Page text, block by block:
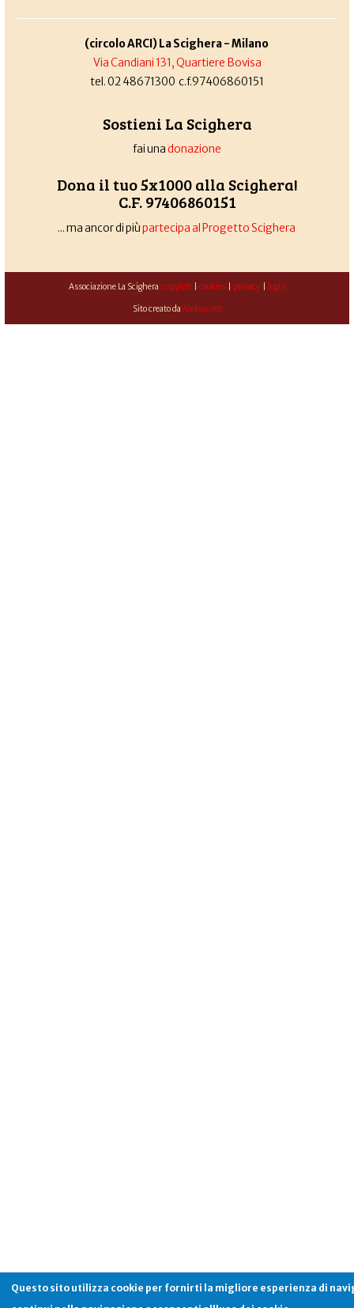
(circolo ARCI) La Scighera - Milano
Via Candiani 131, Quartiere Bovisa
tel. 02 48671300 c.f.97406860151
Sostieni La Scighera
fai unadonazione
Dona il tuo 5x1000 alla Scighera!
C.F. 97406860151
... ma ancor di piùpartecipa al Progetto Scighera
Associazione La Scighera copyleft| cookies| privacy| login
Sito creato da Alekos.net
Questo sito utilizza cookie per fornirti la migliore esperienza di